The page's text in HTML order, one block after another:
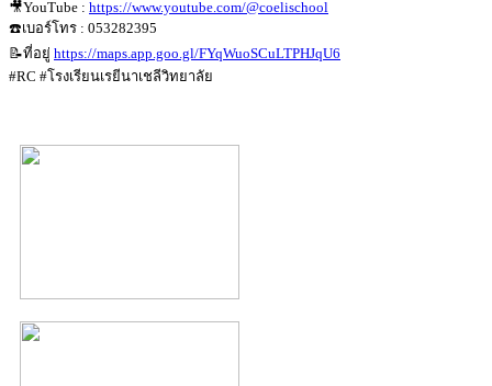
🎥YouTube : https://www.youtube.com/@coelischool
☎️เบอร์โทร : 053282395
📝ที่อยู่ https://maps.app.goo.gl/FYqWuoSCuLTPHJqU6
#RC #โรงเรียนเรยีนาเชลีวิทยาลัย